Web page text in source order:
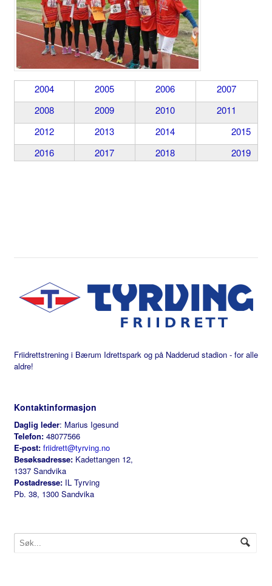
2004 2005 2006
2007
2008
2009 2010
2011
2012
2013 2014
2015
2016
2017 2018 2019
Friidrettstrening i Bærum Idrettspark og på Nadderud stadion - for alle
aldre!
Kontaktinformasjon
Daglig leder: Marius Igesund
Telefon:48077566
E-post: friidrett@tyrving.no
Besøksadresse:Kadettangen 12,
1337 Sandvika
Postadresse:IL Tyrving
Pb. 38, 1300 Sandvika